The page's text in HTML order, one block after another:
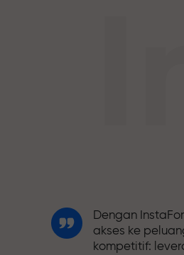
Dengan
akses ke
kompetitif: